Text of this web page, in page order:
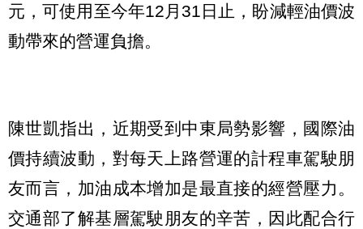
元，可使用至今年12月31日止，盼減輕油價波
動帶來的營運負擔。
陳世凱指出，近期受到中東局勢影響，國際油
價持續波動，對每天上路營運的計程車駕駛朋
友而言，加油成本增加是最直接的經營壓力。
交通部了解基層駕駛朋友的辛苦，因此配合行